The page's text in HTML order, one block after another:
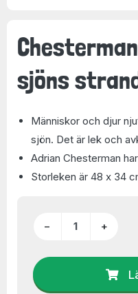
sjöns
Människor och djur
sjön. Det är lek och
Adrian Chesterman
Storleken är 48 x 34
− +